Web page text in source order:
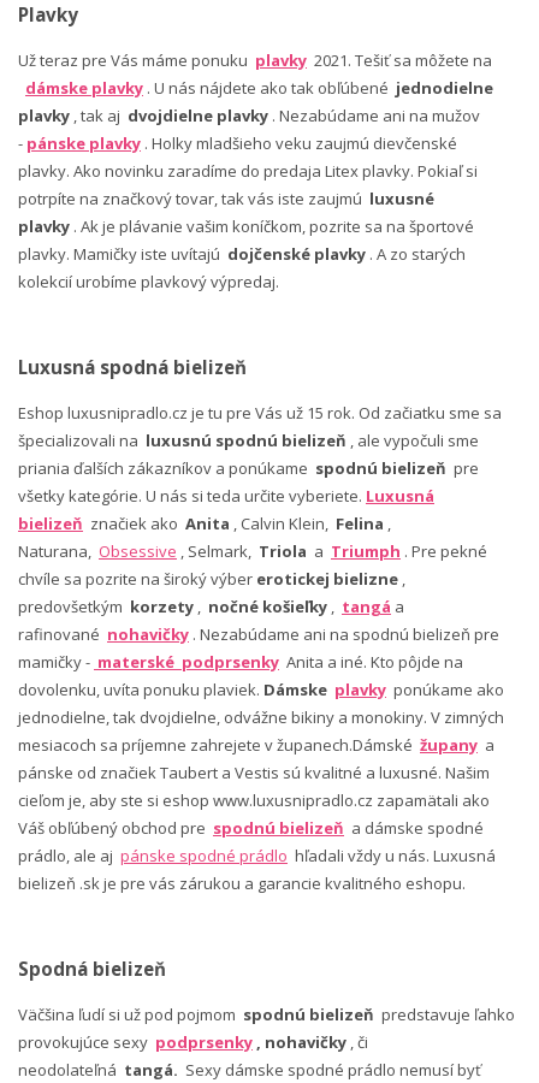
Plavky
Už teraz pre Vás máme ponuku plavky 2021. Tešiť sa môžete na
dámske plavky . U nás nájdete ako tak obľúbené jednodielne
plavky , tak aj dvojdielne plavky . Nezabúdame ani na mužov
- pánske plavky . Holky mladšieho veku zaujmú dievčenské
plavky. Ako novinku zaradíme do predaja Litex plavky. Pokiaľ si
potrpíte na značkový tovar, tak vás iste zaujmú luxusné
plavky . Ak je plávanie vašim koníčkom, pozrite sa na športové
plavky. Mamičky iste uvítajú dojčenské plavky . A zo starých
kolekcií urobíme plavkový výpredaj.
Luxusná spodná bielizeň
Eshop luxusnipradlo.cz je tu pre Vás už 15 rok. Od začiatku sme sa
špecializovali na luxusnú spodnú bielizeň , ale vypočuli sme
priania ďalších zákazníkov a ponúkame spodnú bielizeň pre
všetky kategórie. U nás si teda určite vyberiete. Luxusná
bielizeň značiek ako Anita , Calvin Klein, Felina ,
Naturana, Obsessive , Selmark, Triola a Triumph . Pre pekné
chvíle sa pozrite na široký výber erotickej bielizne ,
predovšetkým korzety , nočné košieľky , tangá a
rafinované nohavičky . Nezabúdame ani na spodnú bielizeň pre
mamičky - materské podprsenky Anita a iné. Kto pôjde na
dovolenku, uvíta ponuku plaviek. Dámske plavky ponúkame ako
jednodielne, tak dvojdielne, odvážne bikiny a monokiny. V zimných
mesiacoch sa príjemne zahrejete v županech.Dámské župany a
pánske od značiek Taubert a Vestis sú kvalitné a luxusné. Našim
cieľom je, aby ste si eshop www.luxusnipradlo.cz zapamätali ako
Váš obľúbený obchod pre spodnú bielizeň a dámske spodné
prádlo, ale aj pánske spodné prádlo hľadali vždy u nás. Luxusná
bielizeň .sk je pre vás zárukou a garancie kvalitného eshopu.
Spodná bielizeň
Väčšina ľudí si už pod pojmom spodnú bielizeň predstavuje ľahko
provokujúce sexy podprsenky , nohavičky , či
neodolateľná tangá. Sexy dámske spodné prádlo nemusí byť